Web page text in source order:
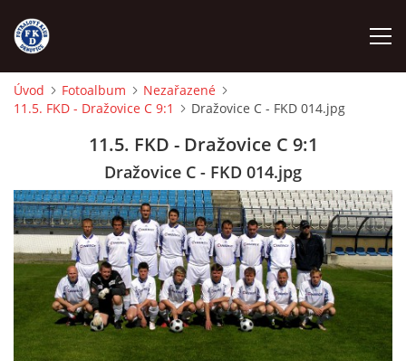
ÚVOD
FKD A
FKD B
STARŠÍ DOROST
Úvod Fotoalbum
Nezařazené
11.5. FKD - Dražovice C 9:1
Dražovice C - FKD 014.jpg
11.5. FKD - Dražovice C 9:1
Dražovice C - FKD 014.jpg